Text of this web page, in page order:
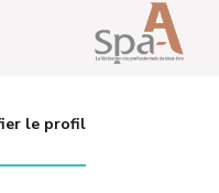
le profil